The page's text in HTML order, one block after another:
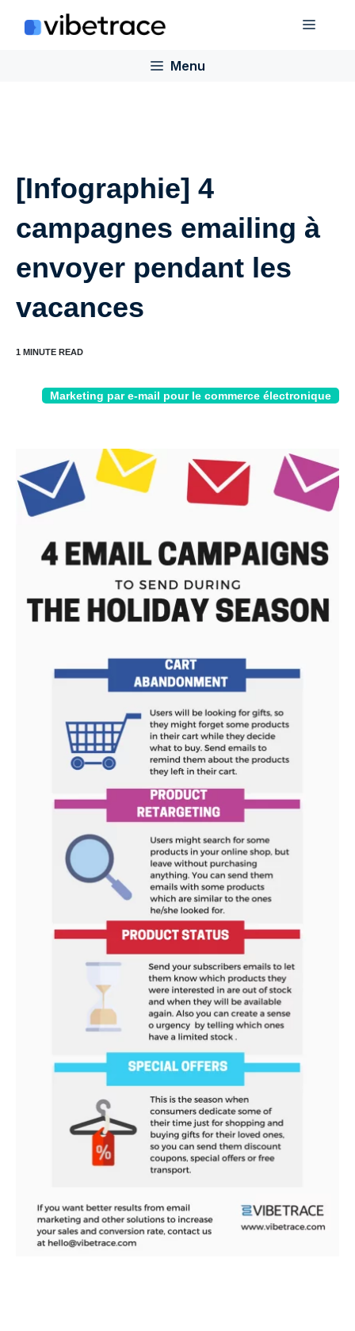
Menu
Menu
[Infographie] 4
campagnes emailing à
envoyer pendant les
vacances
Marketing par e-mail pour le commerce électronique